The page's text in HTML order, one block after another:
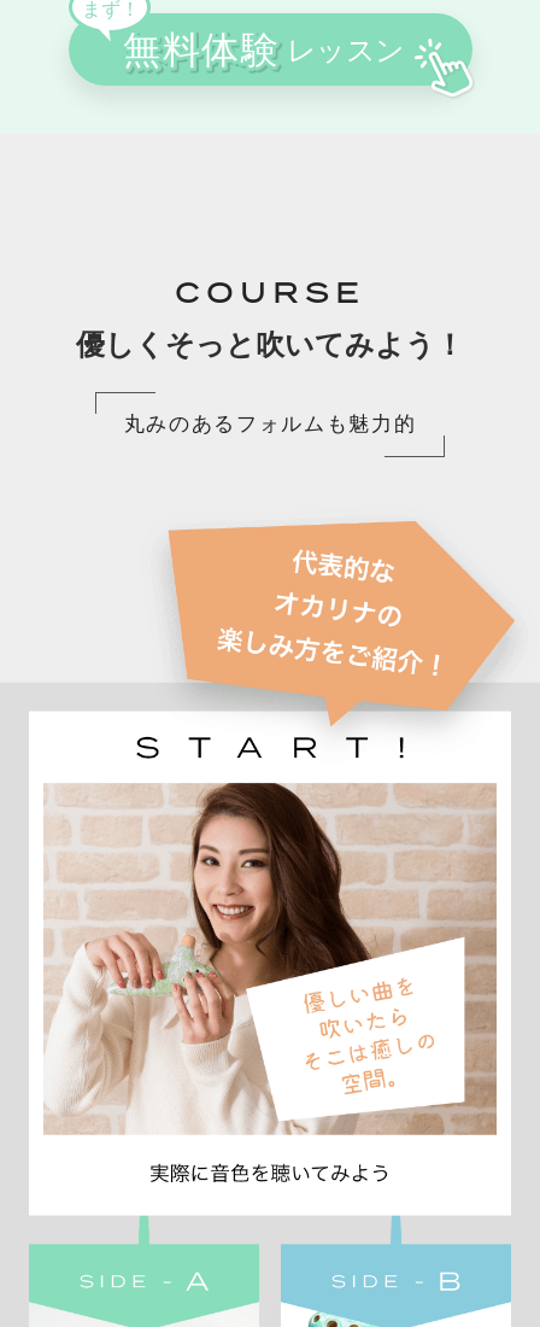
COURSE
優しくそっと吹いてみよう！
丸みのあるフォルムも魅力的